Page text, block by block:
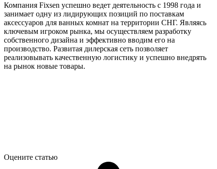
Компания Fixsen успешно ведет деятельность с 1998 года и
занимает одну из лидирующих позиций по поставкам
аксессуаров для ванных комнат на территории СНГ. Являясь
ключевым игроком рынка, мы осуществляем разработку
собственного дизайна и эффективно вводим его на
производство. Развитая дилерская сеть позволяет
реализовывать качественную логистику и успешно внедрять
на рынок новые товары.
Оцените статью